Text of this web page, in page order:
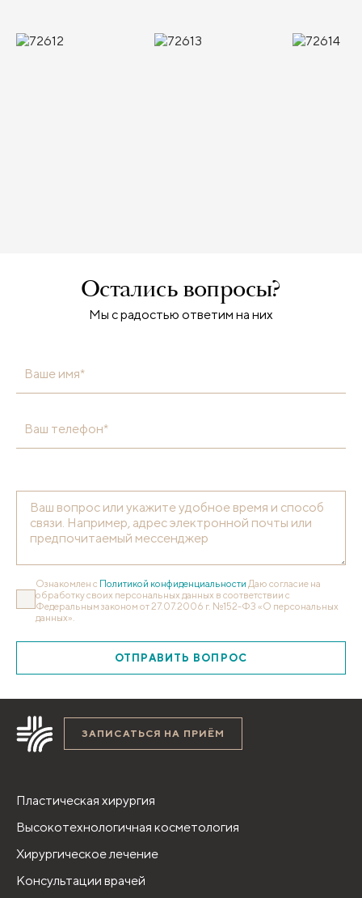
Остались вопросы?
Мы с радостью ответим на них
Ваше имя*
Ваш телефон*
Ознакомлен с Политикой конфиденциальности Даю согласие на
обработку своих персональных данных в соответствии с
Федеральным законом от 27.07.2006 г. №152-ФЗ «О персональных
данных».
ОТПРАВИТЬ ВОПРОС
ЗАПИСАТЬСЯ НА ПРИЁМ
Пластическая хирургия
Высокотехнологичная косметология
Хирургическое лечение
Консультации врачей